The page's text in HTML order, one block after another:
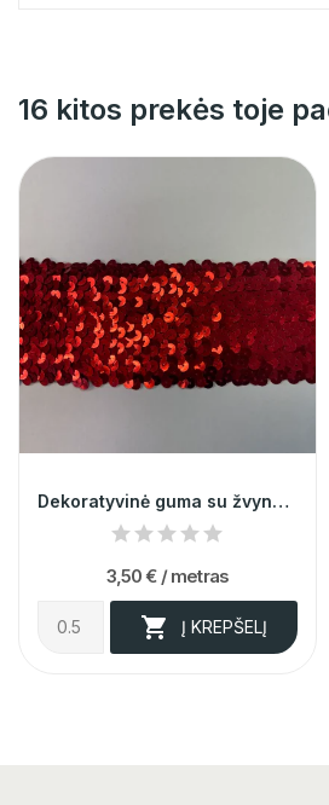
16 kitos prekės toje
Dekoratyvinė guma su žvyneliais 9cm 003305
3,50 € / metras
 Į KREPŠELĮ